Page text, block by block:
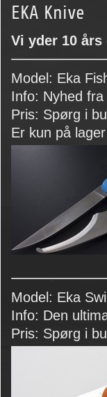
EKA Knive
Vi yder 10
Model: Eka
Info: Nyhed
Pris: Spørg i
Er kun på
Model: Eka
Info: Den
Pris: Spørg i